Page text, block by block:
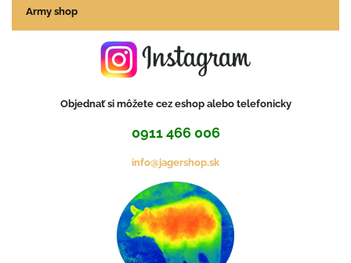
Army shop
Objednať si môžete cez eshop alebo telefonicky
0911 466 006
info@jagershop.sk